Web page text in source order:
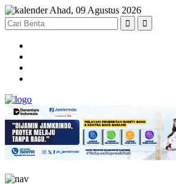
Ahad, 09 Agustus 2026